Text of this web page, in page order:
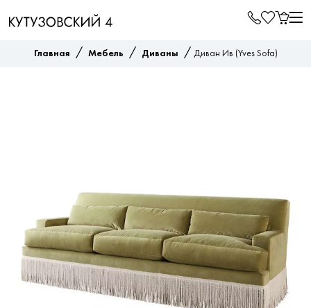
Главная / Мебель / Диваны / Диван Ив (Yves Sofa)